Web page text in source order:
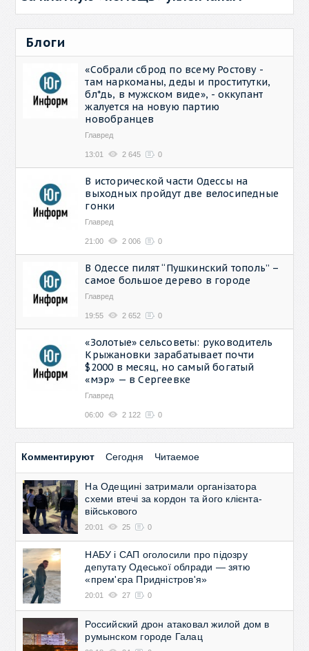
Блоги
«Собрали сброд по всему Ростову -
там наркоманы, деды и проститутки,
бл*дь, в мужском виде», - оккупант
жалуется на новую партию
новобранцев
Главред
13:01 2 645 0
В исторической части Одессы на
выходных пройдут две велосипедные
гонки
Главред
21:00 2 006 0
В Одессе пилят “Пушкинский тополь” –
самое большое дерево в городе
Главред
19:55 2 652 0
«Золотые» сельсоветы: руководитель
Крыжановки зарабатывает почти
$2000 в месяц, но самый богатый
«мэр» — в Сергеевке
Главред
06:00 2 122 0
Комментируют Сегодня Читаемое
На Одещині затримали організатора
схеми втечі за кордон та його клієнта-
військового
20:01 25 0
НАБУ і САП оголосили про підозру
депутату Одеської облради — зятю
«прем'єра Придністров'я»
20:01 27 0
Российский дрон атаковал жилой дом в
румынском городе Галац